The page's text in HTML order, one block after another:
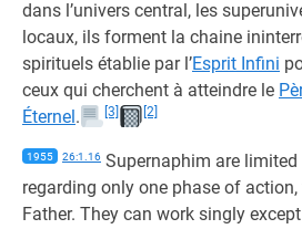
dans l’univers central, les
locaux, ils forment la chaine
spirituels établie par l’Esprit Infini
ceux qui cherchent à atteindre le
Éternel. [3] [2]
1955 26:1.16 Supernaphim are limited
regarding only one phase of
Father. They can work singly